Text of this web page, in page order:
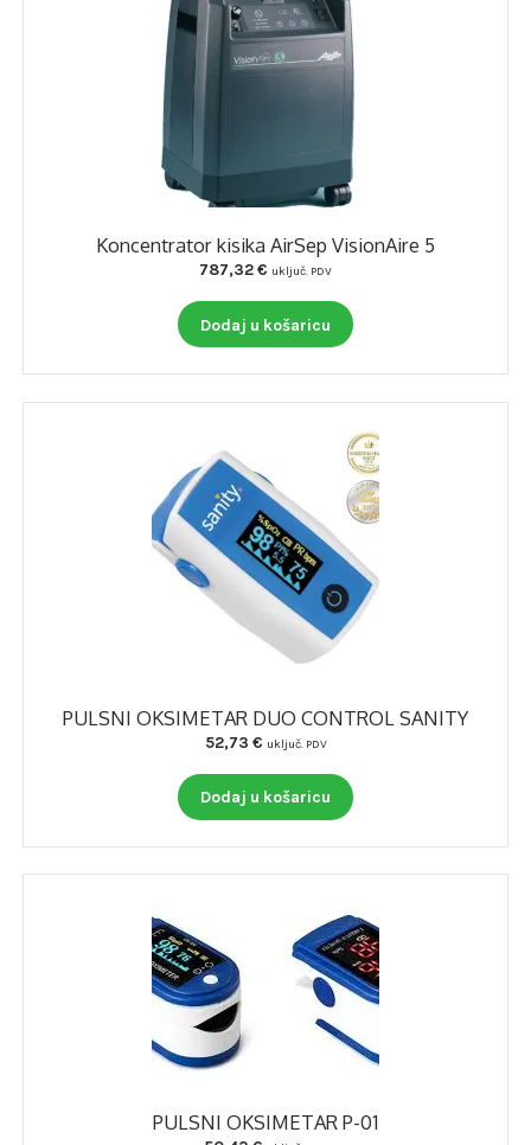
Koncentrator kisika AirSep VisionAire 5
787,32€ uključ. PDV
Dodaj u košaricu
PULSNI OKSIMETAR DUO CONTROL SANITY
52,73 € uključ. PDV
Dodaj u košaricu
PULSNI OKSIMETAR P-01